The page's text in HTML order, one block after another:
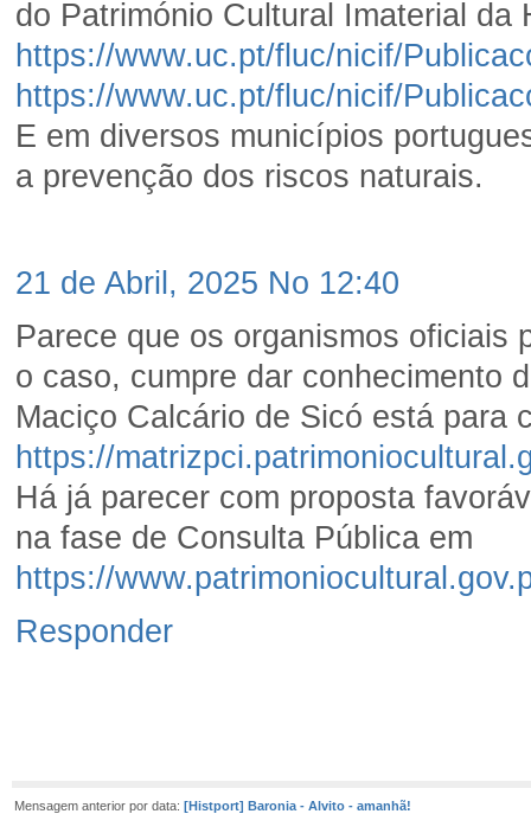
do Património Cultural Imaterial
https://www.uc.pt/fluc/nicif/
https://www.uc.pt/fluc/nicif/
E em diversos municípios
a prevenção dos riscos naturais.
21 de Abril, 2025 No 12:40
Parece que os organismos oficiais
o caso, cumpre dar conhecimento
Maciço Calcário de Sicó está para
https://
Há já parecer com proposta
na fase de Consulta Pública em
https://
Responder
Mensagem anterior por data: [Histport] Baronia - Alvito - amanhã!